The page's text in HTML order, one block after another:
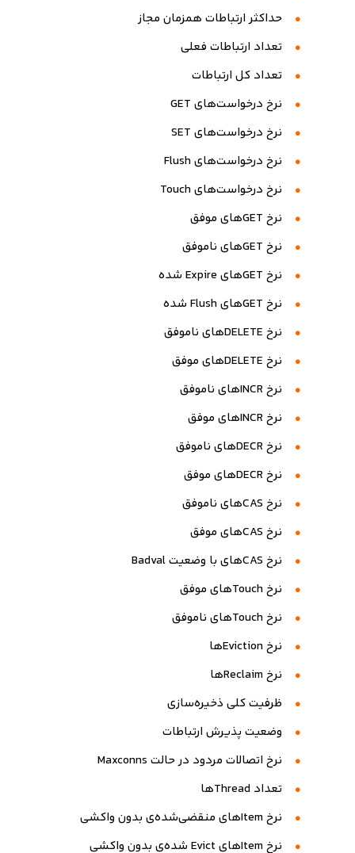
حداکثر ارتباطات همزمان مجاز
تعداد ارتباطات فعلی
تعداد کل ارتباطات
نرخ درخواست‌های GET
نرخ درخواست‌های SET
نرخ درخواست‌های Flush
نرخ درخواست‌های Touch
نرخ GETهای موفق
نرخ GETهای ناموفق
نرخ GETهای Expire شده
نرخ GETهای Flush شده
نرخ DELETEهای ناموفق
نرخ DELETEهای موفق
نرخ INCRهای ناموفق
نرخ INCRهای موفق
نرخ DECRهای ناموفق
نرخ DECRهای موفق
نرخ CASهای ناموفق
نرخ CASهای موفق
نرخ CASهای با وضعیت Badval
نرخ Touchهای موفق
نرخ Touchهای ناموفق
نرخ Evictionها
نرخ Reclaimها
ظرفیت کلی ذخیره‌سازی
وضعیت پذیرش ارتباطات
نرخ اتصالات مردود در حالت Maxconns
تعداد Threadها
نرخ Itemهای منقضی‌شده‌ی بدون واکشی
نرخ Itemهای Evict شده‌ی بدون واکشی